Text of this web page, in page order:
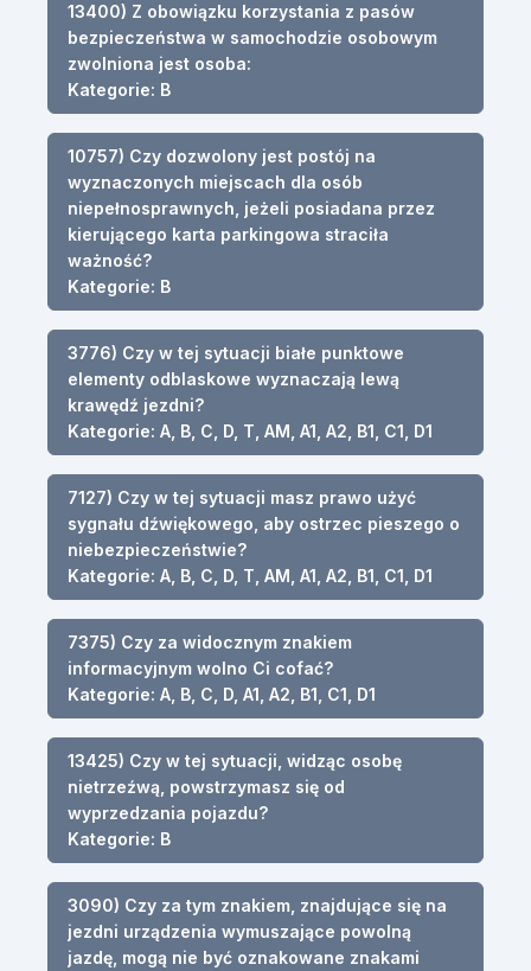
13400) Z obowiązku korzystania z pasów
bezpieczeństwa w samochodzie osobowym
zwolniona jest osoba:
Kategorie: B
10757) Czy dozwolony jest postój na
wyznaczonych miejscach dla osób
niepełnosprawnych, jeżeli posiadana przez
kierującego karta parkingowa straciła
ważność?
Kategorie: B
3776) Czy w tej sytuacji białe punktowe
elementy odblaskowe wyznaczają lewą
krawędź jezdni?
Kategorie: A, B, C, D, T, AM, A1, A2, B1, C1, D1
7127) Czy w tej sytuacji masz prawo użyć
sygnału dźwiękowego, aby ostrzec pieszego o
niebezpieczeństwie?
Kategorie: A, B, C, D, T, AM, A1, A2, B1, C1, D1
7375) Czy za widocznym znakiem
informacyjnym wolno Ci cofać?
Kategorie: A, B, C, D, A1, A2, B1, C1, D1
13425) Czy w tej sytuacji, widząc osobę
nietrzeźwą, powstrzymasz się od
wyprzedzania pojazdu?
Kategorie: B
3090) Czy za tym znakiem, znajdujące się na
jezdni urządzenia wymuszające powolną
jazdę, mogą nie być oznakowane znakami